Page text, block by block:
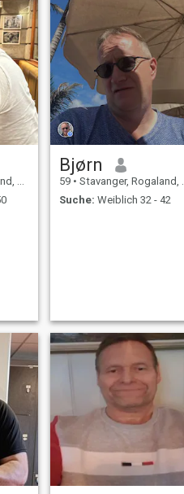
Bjørn
59 • Stavanger, Rogaland, Norwegen
Suche: Weiblich 32 - 42